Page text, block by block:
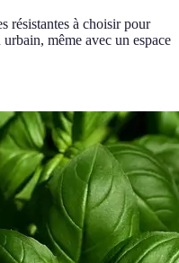
résistantes à choisir pour
même avec un espace